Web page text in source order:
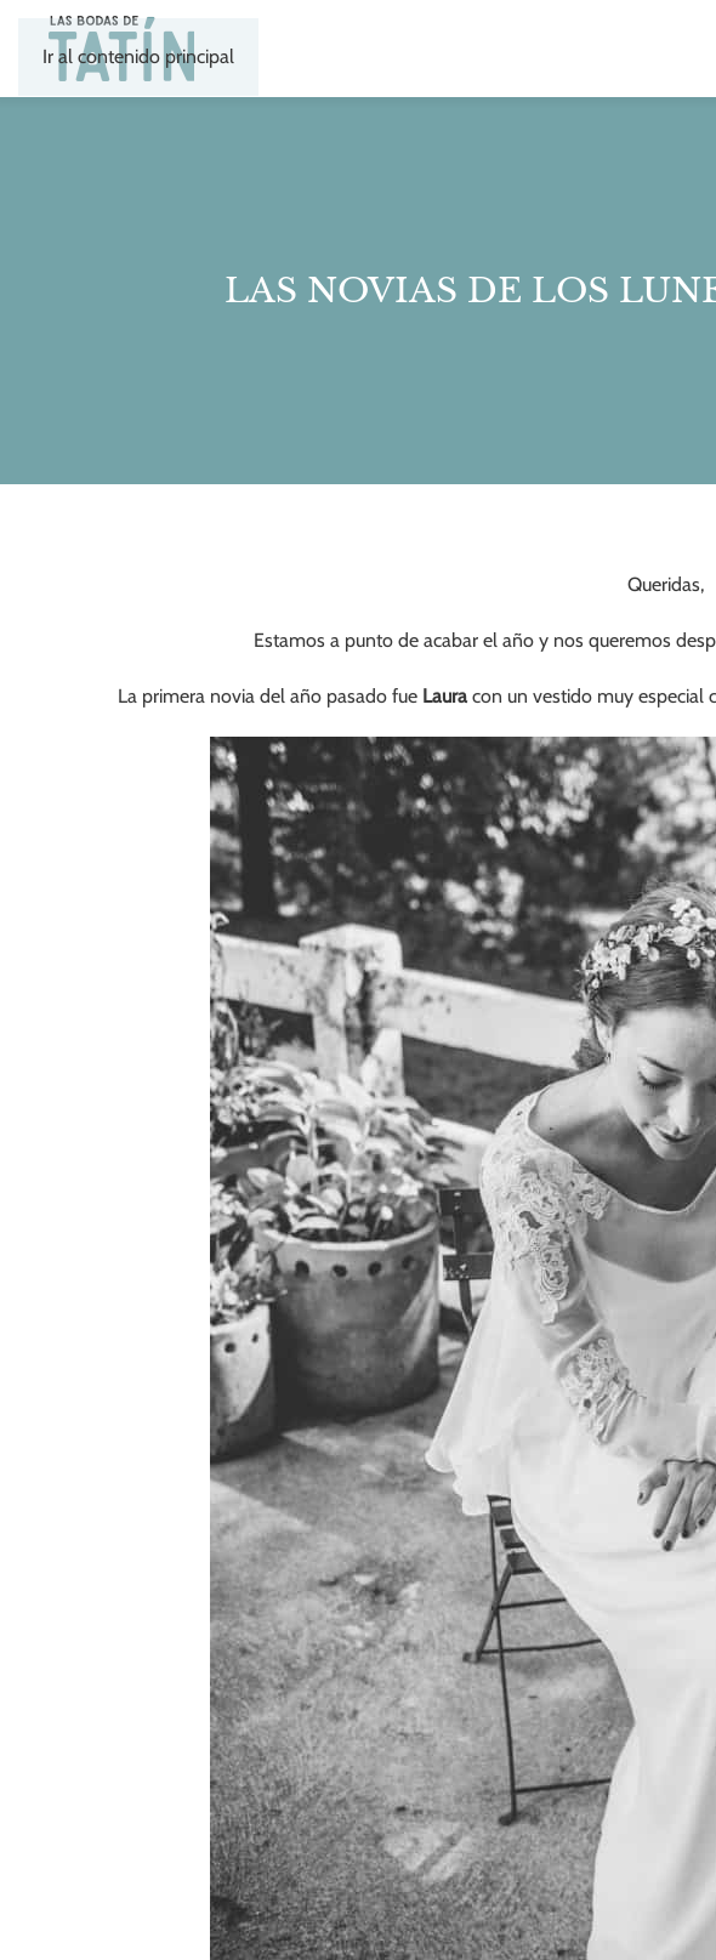
Ir al contenido principal
LAS NOVIAS DE LOS
Queridas,
Estamos a punto de acabar el año y nos queremos
La primera novia del año pasado fue Lauracon un vestido muy especial